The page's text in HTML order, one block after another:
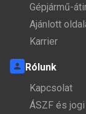
Gépjármű-
Ajánlott
Karrier
Rólunk
Kapcsolat
ÁSZF és